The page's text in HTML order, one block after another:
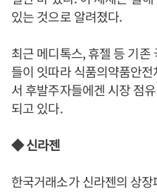
있는 것으로 알려졌다.
최근 메디톡스, 휴젤 등 기
들이 잇따라 식품의약품안
서 후발주자들에겐 시장 점
되고 있다.
◆ 신라젠
한국거래소가 신라젠의 상